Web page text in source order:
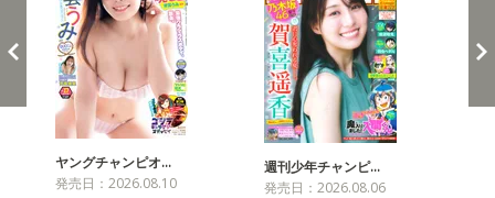
ヤングチャンピオ…
発売日：2026.08.10
週刊少年チャンピ…
発売日：2026.08.06